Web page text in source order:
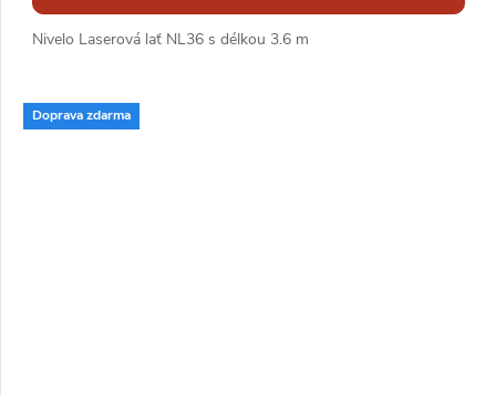
Nivelo Laserová lať NL36 s délkou 3.6 m
Doprava zdarma